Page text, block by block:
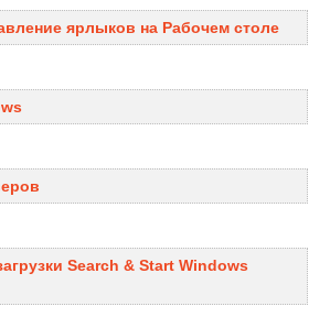
ярлыков на Рабочем столе
Search & Start Windows